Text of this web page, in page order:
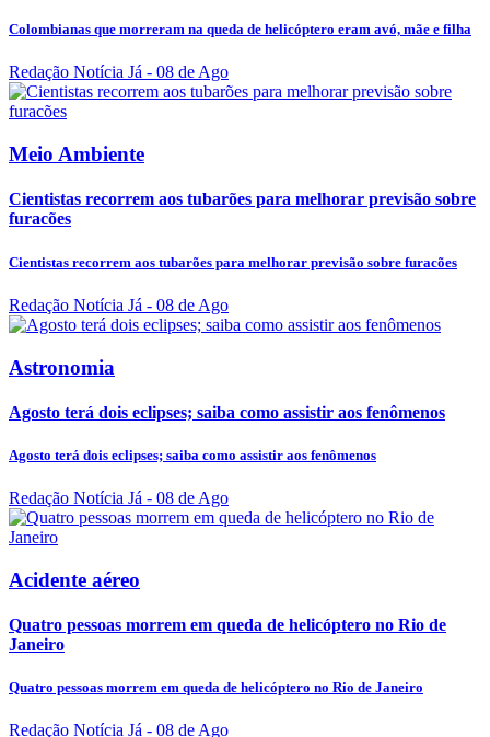
Colombianas que morreram na queda de helicóptero eram avó, mãe e filha
Redação Notícia Já - 08 de Ago
Meio Ambiente
Cientistas recorrem aos tubarões para melhorar previsão sobre
furacões
Cientistas recorrem aos tubarões para melhorar previsão sobre furacões
Redação Notícia Já - 08 de Ago
Astronomia
Agosto terá dois eclipses; saiba como assistir aos fenômenos
Agosto terá dois eclipses; saiba como assistir aos fenômenos
Redação Notícia Já - 08 de Ago
Acidente aéreo
Quatro pessoas morrem em queda de helicóptero no Rio de
Janeiro
Quatro pessoas morrem em queda de helicóptero no Rio de Janeiro
Redação Notícia Já - 08 de Ago